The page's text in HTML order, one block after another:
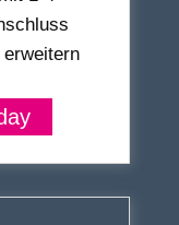
erweitern